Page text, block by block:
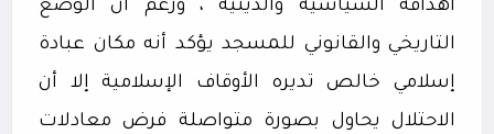
أهدافه السياسية والدينية ، ورغم أن الوضع
التاريخي والقانوني للمسجد يؤكد أنه مكان عبادة
إسلامي خالص تديره الأوقاف الإسلامية إلا أن
الاحتلال يحاول بصورة متواصلة فرض معادلات